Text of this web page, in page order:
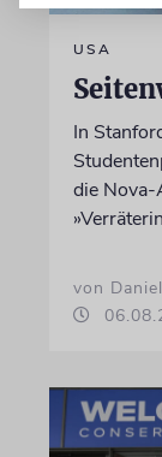
USA
In
die
von